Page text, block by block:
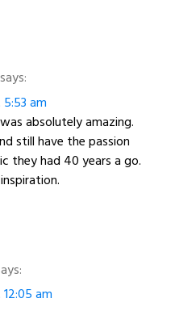
says:
am
absolutely amazing.
still have the passion
they had 40 years a go.
am